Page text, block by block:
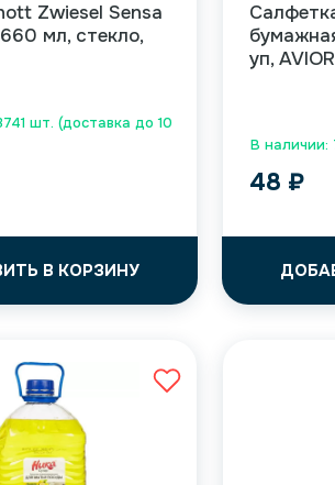
шт. (доставка до 10
Zwiesel Sensa
мл, стекло,
В КОРЗИНУ
В наличии:
уп,
48 ₽